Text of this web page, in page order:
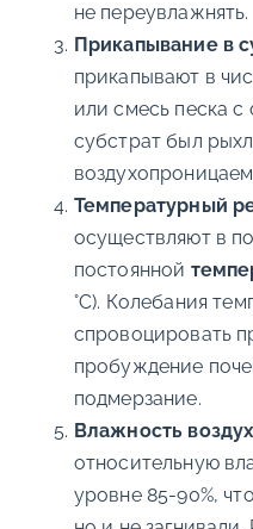
не переувлажнять.
Прикапывание в
прикапывают в
или смесь песка
субстрат был
Температурный
осуществляют в
постоянной
°C). Колебания
спровоцировать
пробуждение
подмерзание.
Влажность
относительную
уровне 85-90%,